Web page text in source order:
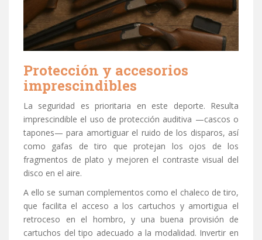
Protección y accesorios
imprescindibles
La seguridad es prioritaria en este deporte. Resulta
imprescindible el uso de protección auditiva —cascos o
tapones— para amortiguar el ruido de los disparos, así
como gafas de tiro que protejan los ojos de los
fragmentos de plato y mejoren el contraste visual del
disco en el aire.
A ello se suman complementos como el chaleco de tiro,
que facilita el acceso a los cartuchos y amortigua el
retroceso en el hombro, y una buena provisión de
cartuchos del tipo adecuado a la modalidad. Invertir en